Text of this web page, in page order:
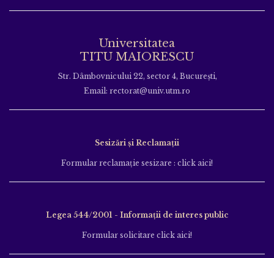
Universitatea
TITU MAIORESCU
Str. Dâmbovnicului 22, sector 4, București,
Email: rectorat@univ.utm.ro
Sesizări și Reclamații
Formular reclamație sesizare : click aici!
Legea 544/2001 - Informații de interes public
Formular solicitare click aici!